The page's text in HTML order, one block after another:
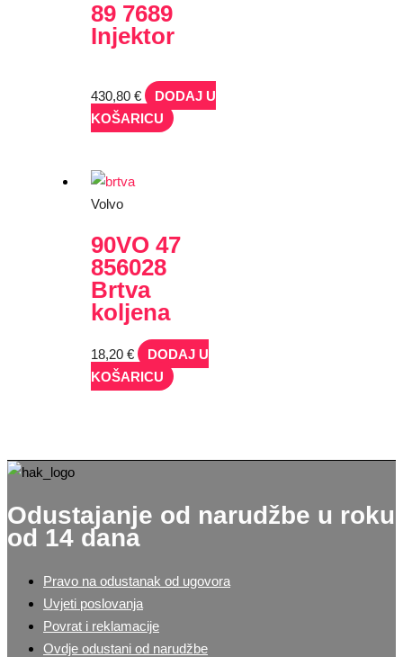
89 7689
Injektor
430,80€
DODAJ U
KOŠARICU
Volvo
90VO 47
856028
Brtva
koljena
18,20€
DODAJ U
KOŠARICU
Odustajanje od narudžbe u roku
od 14 dana
Pravo na odustanak od ugovora
Uvjeti poslovanja
Povrat i reklamacije
Ovdje odustani od narudžbe